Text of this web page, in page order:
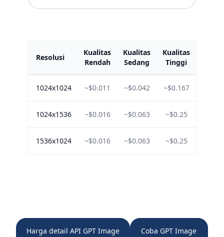
Resolusi
Kualitas
Rendah
Kualitas
Sedang
Kualitas
Tinggi
1024x1024 ~$0.011 ~$0.042 ~$0.167
1024x1536 ~$0.016 ~$0.063 ~$0.25
1536x1024 ~$0.016 ~$0.063 ~$0.25
Harga detail API GPT Image
Coba GPT Image